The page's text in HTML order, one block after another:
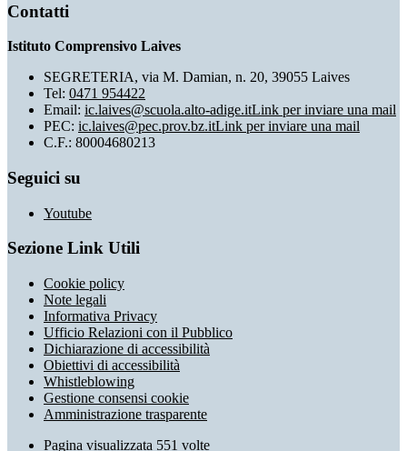
Contatti
Istituto Comprensivo Laives
SEGRETERIA, via M. Damian, n. 20, 39055 Laives
Tel: 0471 954422
Email: ic.laives@scuola.alto-adige.itLink per inviare una mail
PEC: ic.laives@pec.prov.bz.itLink per inviare una mail
C.F.: 80004680213
Seguici su
Youtube
Sezione Link Utili
Cookie policy
Note legali
Informativa Privacy
Ufficio Relazioni con il Pubblico
Dichiarazione di accessibilità
Obiettivi di accessibilità
Whistleblowing
Gestione consensi cookie
Amministrazione trasparente
Pagina visualizzata 551 volte